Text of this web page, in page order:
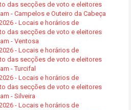
das secções de voto e eleitores
- Campelos e Outeiro da Cabeça
- Locais e horários de
das secções de voto e eleitores
- Ventosa
- Locais e horários de
das secções de voto e eleitores
- Turcifal
- Locais e horários de
das secções de voto e eleitores
- Silveira
- Locais e horários de